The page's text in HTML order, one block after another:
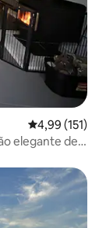
4,99 de uma
4,99 (151)
elegante de 2